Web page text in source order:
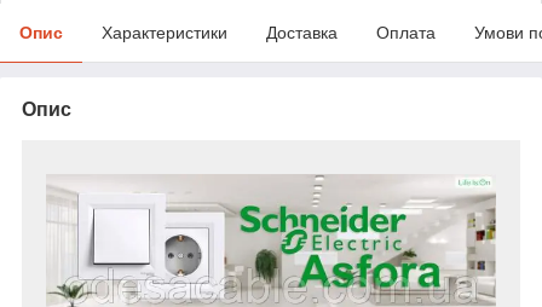
Опис Характеристики Доставка Оплата Умови
Опис